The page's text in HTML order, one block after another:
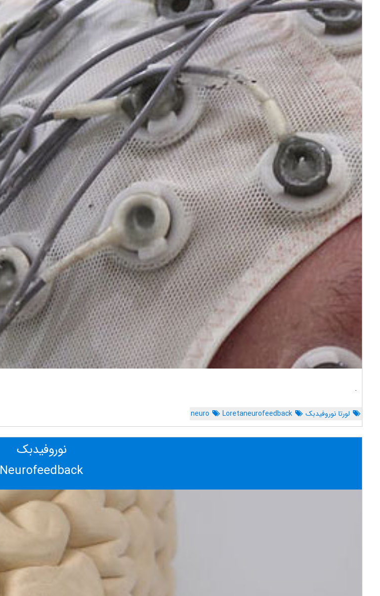
.
لورتا نوروفیدبک Loretaneurofeedback
neuro
نوروفیدبک
Neurofeedback